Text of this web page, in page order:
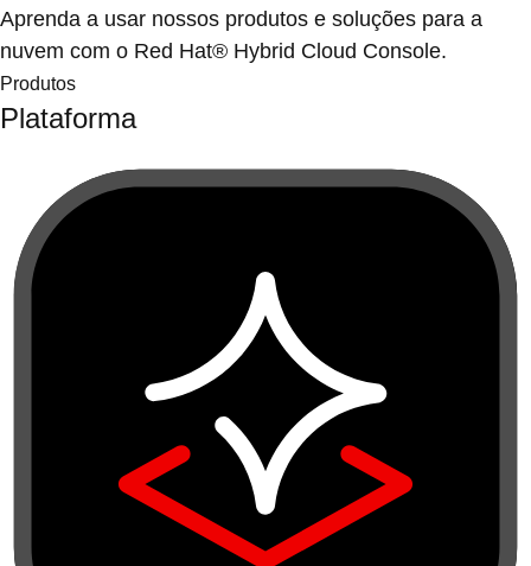
Aprenda a usar nossos produtos e soluções para a
nuvem com o Red Hat® Hybrid Cloud Console.
Produtos
Plataforma